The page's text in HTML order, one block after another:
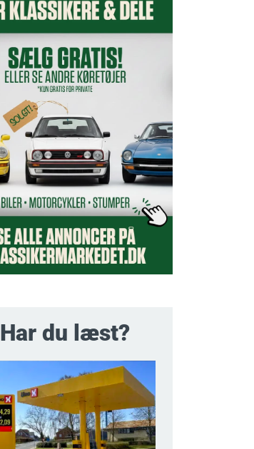
Har du læst?